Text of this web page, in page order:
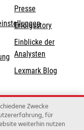
neuen
Presse
Erfolgsstory
Einblicke der
Analysten
Lexmark Blog
Zwecke
für
weiterhin nutzen